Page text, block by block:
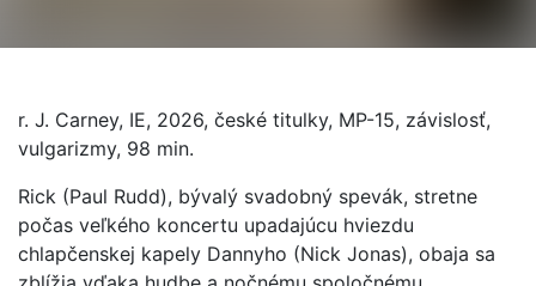
r. J. Carney, IE, 2026, české titulky, MP-15, závislosť,
vulgarizmy, 98 min.
Rick (Paul Rudd), bývalý svadobný spevák, stretne
počas veľkého koncertu upadajúcu hviezdu
chlapčenskej kapely Dannyho (Nick Jonas), obaja sa